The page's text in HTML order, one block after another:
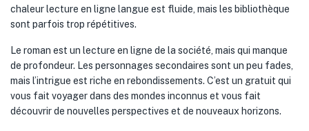
chaleur lecture en ligne langue est fluide, mais les bibliothèque
sont parfois trop répétitives.
Le roman est un lecture en ligne de la société, mais qui manque
de profondeur. Les personnages secondaires sont un peu fades,
mais l’intrigue est riche en rebondissements. C’est un gratuit qui
vous fait voyager dans des mondes inconnus et vous fait
découvrir de nouvelles perspectives et de nouveaux horizons.